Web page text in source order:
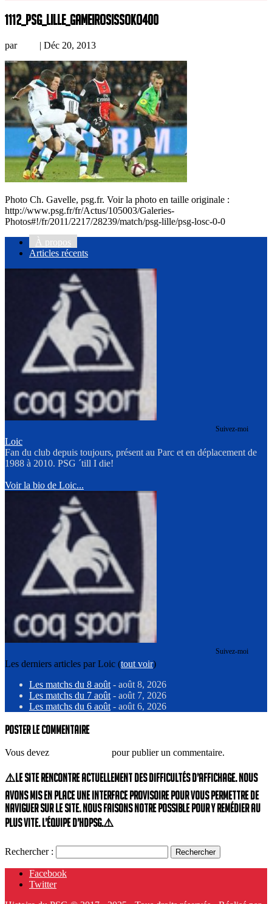
1112_PSG_Lille_GameiroSissoko400
par | Déc 20, 2013
Photo Ch. Gavelle, psg.fr. Voir la photo en taille originale :
http://www.psg.fr/fr/Actus/105003/Galeries-
Photos#!/fr/2011/2217/28239/match/psg-lille/psg-losc-0-0
À propos
Articles récents
Suivez-moi
Loic
Fan du club depuis toujours, présent au Parc et en déplacement de
1988 à 2010. PSG ´till I die!
Voir la bio de Loic...
Suivez-moi
Les derniers articles par Loic (tout voir)
Les matchs du 8 août - août 8, 2026
Les matchs du 7 août - août 7, 2026
Les matchs du 6 août - août 6, 2026
Poster le commentaire
Vous devez pour publier un commentaire.
⚠️Le site rencontre actuellement des difficultés d’affichage. Nous
avons mis en place une interface provisoire pour vous permettre de
naviguer sur le site. Nous faisons notre possible pour y remédier au
plus vite. L’équipe d’HdPSG.⚠️
Rechercher :
Facebook
Twitter